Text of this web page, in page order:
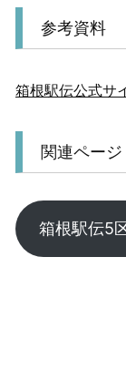
参考資料
箱根駅伝公式サ
関連ページ
箱根駅伝5